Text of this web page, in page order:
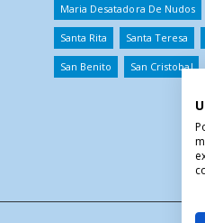
Maria Desatadora De Nudos
Santa Rita Santa Teresa
San Benito San Cristobal